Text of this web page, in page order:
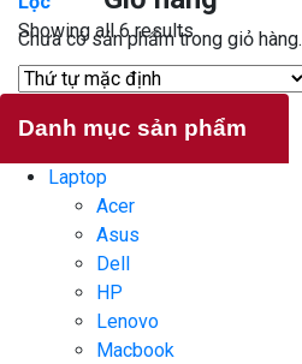
Chưa có sản phẩm trong giỏ hàng.
Showing all 6 results
Danh mục sản phẩm
Laptop
Acer
Asus
Dell
HP
Lenovo
Macbook